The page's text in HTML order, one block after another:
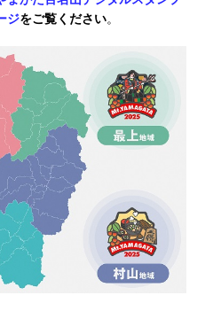
ジをご覧ください。